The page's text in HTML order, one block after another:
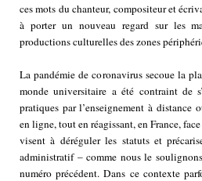
ces mots du chanteur, compositeur et
à porter un nouveau regard sur les
productions culturelles des zones
La pandémie de coronavirus secoue la
monde universitaire a été contraint de
pratiques par l’enseignement à distance
en ligne, tout en réagissant, en France,
visent à déréguler les statuts et
administratif – comme nous le
numéro précédent. Dans ce contexte